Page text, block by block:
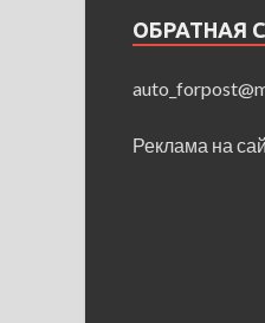
ОБРАТНАЯ
Реклама на